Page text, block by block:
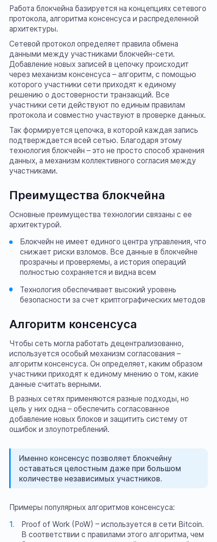
Работа блокчейна базируется на концепциях сетевого
протокола, алгоритма консенсуса и распределенной
архитектуры.
Сетевой протокол определяет правила обмена
данными между участниками блокчейн-сети.
Добавление новых записей в цепочку происходит
через механизм консенсуса – алгоритм, с помощью
которого участники сети приходят к единому
решению о достоверности транзакций. Все
участники сети действуют по единым правилам
протокола и совместно участвуют в проверке данных.
Так формируется цепочка, в которой каждая запись
подтверждается всей сетью. Благодаря этому
технология блокчейн – это не просто способ хранения
данных, а механизм коллективного согласия между
участниками.
Преимущества блокчейна
Основные преимущества технологии связаны с ее
архитектурой.
Блокчейн не имеет единого центра управления, что
снижает риски взломов. Все данные в блокчейне
прозрачны и проверяемы, а история операций
полностью сохраняется и видна всем
Технология обеспечивает высокий уровень
безопасности за счет криптографических методов
Алгоритм консенсуса
Чтобы сеть могла работать децентрализованно,
используется особый механизм согласования –
алгоритм консенсуса. Он определяет, каким образом
участники приходят к единому мнению о том, какие
данные считать верными.
В разных сетях применяются разные подходы, но
цель у них одна – обеспечить согласованное
добавление новых блоков и защитить систему от
ошибок и злоупотреблений.
Именно консенсус позволяет блокчейну
оставаться целостным даже при большом
количестве независимых участников.
Примеры популярных алгоритмов консенсуса:
Proof of Work (PoW) – используется в сети Bitcoin.
В соответствии с правилами этого алгоритма, чем